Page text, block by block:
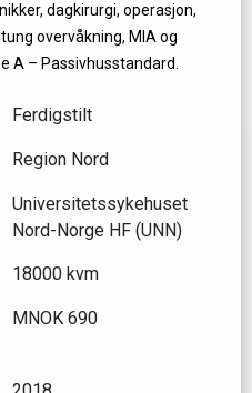
dagkirurgi, operasjon,
overvåkning, MIA og
A – Passivhusstandard.
Ferdigstilt
Region Nord
Universitetssykehuset
Nord-Norge HF (UNN)
18000 kvm
MNOK 690